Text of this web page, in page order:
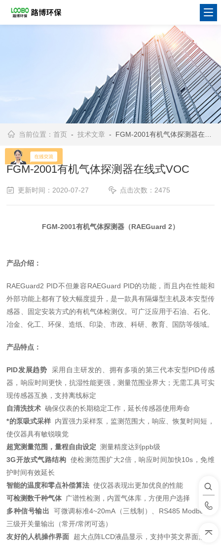
当前位置：首页 -技术文章 - FGM-2001有机气体探测器在线式VOC
FGM-2001有机气体探测器在线式VOC
更新时间：2020-07-27 点击次数：2475
FGM-2001有机气体探测器（RAEGuard 2）
产品介绍：
RAEGuard2 PID不但兼容RAEGuard PID的功能，而且内在性能和
外部功能上都有了较大幅度提升，是一款具有隔爆型主机及本安型传
感器、固定安装方式的有机气体检测仪。可广泛应用于石油、石化、
冶金、化工、环保、造纸、印染、市政、科研、教育、国防等领域。
产品特点：
PID发展趋势 采用自主研发的、拥有多项的第三代本安型PID传感
器，响应时间更快，抗湿性能更强，测量范围业界大；无需工具可实
现传感器互换，支持离线标定
自清洗技术 确保仪表的长期稳定工作，延长传感器使用寿命
*的泵吸式采样 内置强力采样泵，监测范围大，响应、恢复时间短，
使仪器具有敏锐嗅觉
超宽测量范围，量程自由设定 测量精度达到ppb级
3G开放式气路结构 使检测范围扩大2倍，响应时间加快10s，免维
护时间有效延长
智能的温度和零点补偿算法 使仪器表现出更加优良的性能
可检测数千种气体 广谱性检测，内置气体库，方便用户选择
多种信号输出
可微调标准4~20mA（三线制）、RS485 Modbus、
三级开关量输出（常开/常闭可选）
友好的人机操作界面
超大点阵LCD液晶显示，支持中英文界面;免开